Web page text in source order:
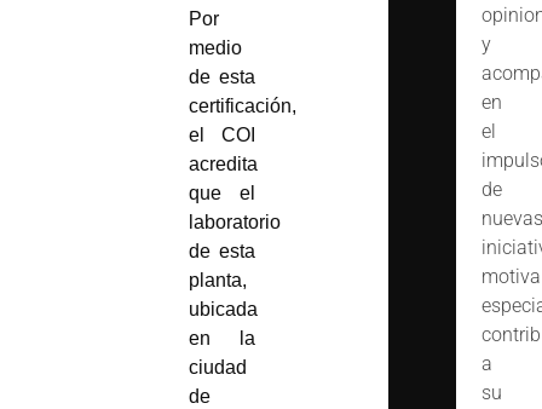
Por
medio
de esta
certificación,
el COI
acredita
que el
laboratorio
de esta
planta,
ubicada
en la
ciudad
de
y
en
el
de
nuevas
motiva
a
su